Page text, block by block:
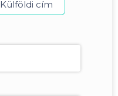
Külföldi cím